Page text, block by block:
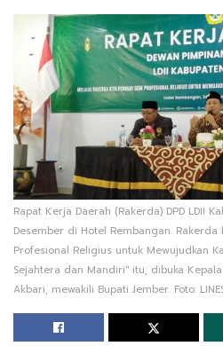
Rapat Kerja Daerah (Rakerda) DPD LDII
Desember di Hotel Rembangan. Rakerda
Profesional Religius untuk Mewujudkan
Sejahtera dan Mandiri" itu, dibuka
Akbari, mewakili Bupati Jember. Foto: